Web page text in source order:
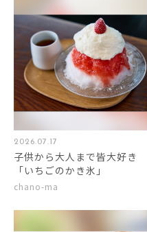
2026.07.17
子供から大人まで皆大好き
「いちごのかき氷」
chano-ma